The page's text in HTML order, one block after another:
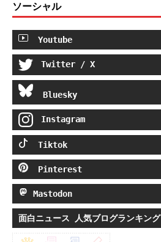
ソーシャル
Youtube
Twitter / X
Bluesky
Instagram
Tiktok
Pinterest
Mastodon
面白ニュース 人気ブログランキング